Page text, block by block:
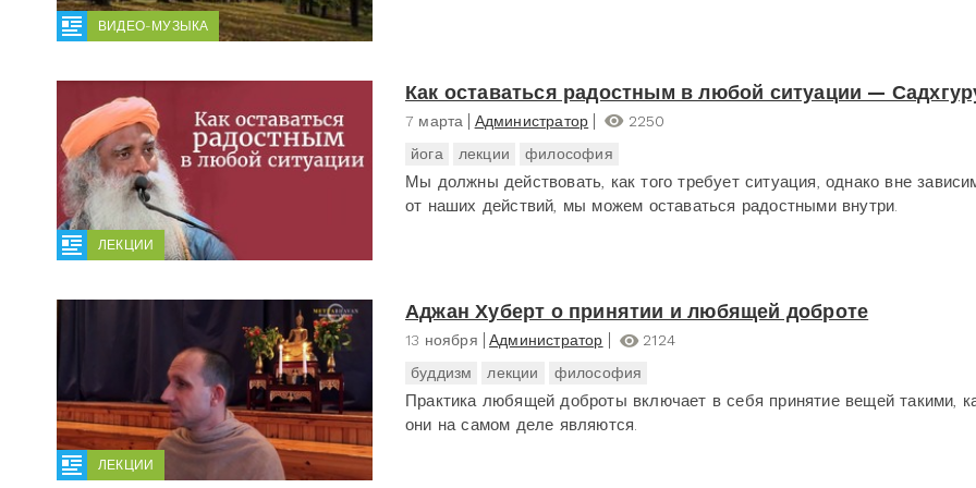
ВИДЕО-МУЗЫКА
ЛЕКЦИИ
Как оставаться радостным в любой ситуации —
7 марта Администратор
2250
йога
лекции философия
Мы должны действовать, как того требует ситуация, однако вне
от наших действий, мы можем оставаться радостными внутри.
ЛЕКЦИИ
Аджан Хуберт о принятии и любящей доброте
13 ноября Администратор
2124
буддизм
лекции философия
Практика любящей доброты включает в себя принятие вещей такими,
они на самом деле являются.